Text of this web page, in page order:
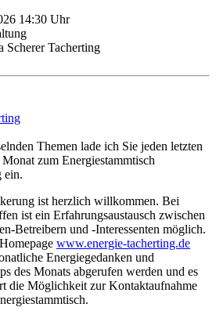
14:30 Uhr
Scherer Tacherting
Themen lade ich Sie jeden letzten
zum Energiestammtisch
ein.
ist herzlich willkommen. Bei
ist ein Erfahrungsaustausch zwischen
Betreibern und -Interessenten möglich.
www.energie-tacherting.de
Energiegedanken und
des Monats abgerufen werden und es
die Möglichkeit zur Kontaktaufnahme